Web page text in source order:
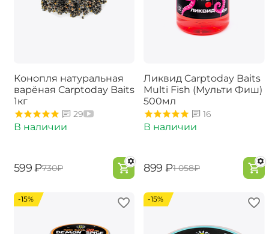
Конопля натуральная
варёная Carptoday Baits
1кг
29
В наличии
‍599‍ ₽‍730‍₽
Ликвид Carptoday Baits
Multi Fish (Мульти Фиш)
500мл
16
В наличии
‍899‍ ₽‍1 058‍₽
-15% -15%